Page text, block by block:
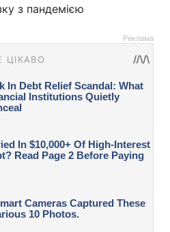
з пандемією
Реклама